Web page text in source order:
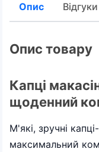
Опис
Опис товару
Капці
щоденний
М'які, зручні
максимальний